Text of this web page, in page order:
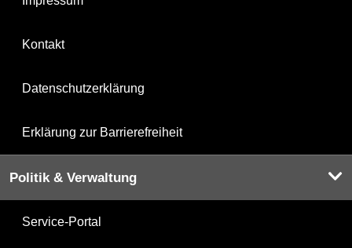
Kontakt
Datenschutzerklärung
Erklärung zur Barrierefreiheit
Politik & Verwaltung
Service-Portal